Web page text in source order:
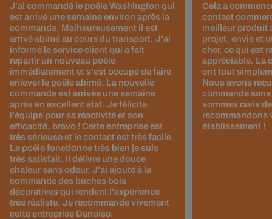
J'ai commandé le poêle Washington qui
est arrivé une semaine environ après la
commande. Malheureusement il est
arrivé abimé au cours du transport. J'ai
informé le service client qui a fait
repartir un nouveau poêle
immédiatement et s'est occupé de faire
enlever le poêle abimé. La nouvelle
commande est arrivée une semaine
après en excellent état. Je félicite
l'équipe pour sa réactivité et son
efficacité, bravo ! Cette entreprise est
très sérieuse et le contact est très facile.
Le poêle fonctionne très bien je suis
très satisfait. Il délivre une douce
chaleur sans odeur. J'ai ajouté à la
commande des buches bois
décoratives qui rendent l'expérience
très réaliste. Je recommande vivement
cette entreprise Danoise.
Cela a
contact
meilleur produit
projet, envie et
cher, ce qui est
appréciable. La
ont tout
Nous avons
commande
sommes ravis
recommandons
établissement !